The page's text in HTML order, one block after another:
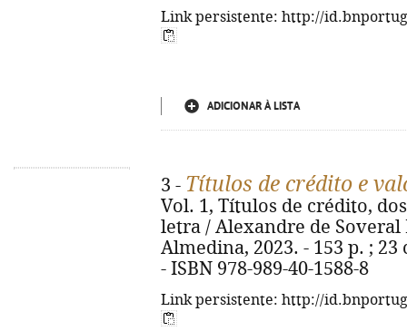
Link persistente: http://
ADICIONAR À LISTA
3 - Títulos de crédito e
Vol. 1, Títulos de crédito,
letra / Alexandre de Soveral
Almedina, 2023. - 153 p. ;
- ISBN 978-989-40-1588-8
Link persistente: http://